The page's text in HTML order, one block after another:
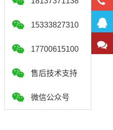
15333827310
17700615100
售后技术支持
微信公众号